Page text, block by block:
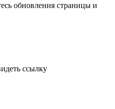
обновления страницы и
ссылку